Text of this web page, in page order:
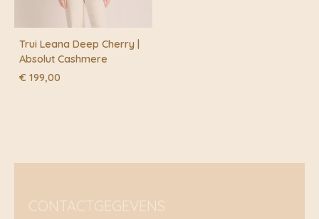
Trui Leana Deep Cherry |
Absolut Cashmere
€ 199,00
CONTACTGEGEVENS